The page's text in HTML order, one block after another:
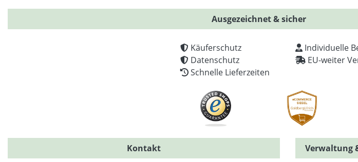
Ausgezeichnet & sicher
Käuferschutz
Datenschutz
Schnelle Lieferzeiten
Individuelle
EU-weiter
Kontakt
Verwaltung